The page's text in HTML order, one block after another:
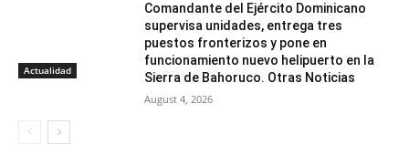
Actualidad
Comandante del Ejército Dominicano
supervisa unidades, entrega tres
puestos fronterizos y pone en
funcionamiento nuevo helipuerto en la
Sierra de Bahoruco. Otras Noticias
August 4, 2026